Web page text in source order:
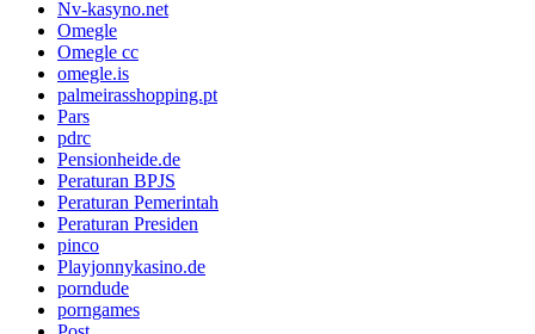
Nv-kasyno.net
Omegle
Omegle cc
omegle.is
palmeirasshopping.pt
Pars
pdrc
Pensionheide.de
Peraturan BPJS
Peraturan Pemerintah
Peraturan Presiden
pinco
Playjonnykasino.de
porndude
porngames